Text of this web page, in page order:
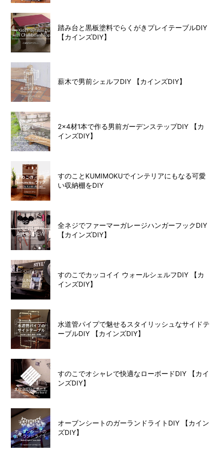
踏み台と黒板塗料でらくがきプレイテーブルDIY
【カインズDIY】
薪木で男前シェルフDIY 【カインズDIY】
2×4材1本で作る男前ガーデンステップDIY 【カ
インズDIY】
すのことKUMIMOKUでインテリアにもなる可愛
い収納棚をDIY
全ネジでファーマーガレージハンガーフックDIY
【カインズDIY】
すのこでカッコイイ ウォールシェルフDIY 【カ
インズDIY】
水道管パイプで魅せるスタイリッシュなサイドテ
ーブルDIY 【カインズDIY】
すのこでオシャレで快適なローボードDIY 【カイ
ンズDIY】
オーブンシートのガーランドライトDIY 【カイン
ズDIY】